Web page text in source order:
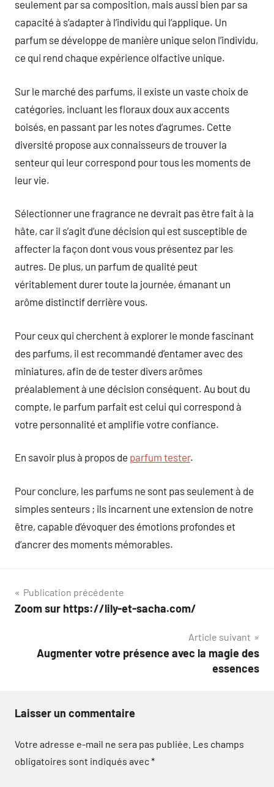
seulement par sa composition, mais aussi bien par sa
capacité à s’adapter à l’individu qui l’applique. Un
parfum se développe de manière unique selon l’individu,
ce qui rend chaque expérience olfactive unique.
Sur le marché des parfums, il existe un vaste choix de
catégories, incluant les floraux doux aux accents
boisés, en passant par les notes d’agrumes. Cette
diversité propose aux connaisseurs de trouver la
senteur qui leur correspond pour tous les moments de
leur vie.
Sélectionner une fragrance ne devrait pas être fait à la
hâte, car il s’agit d’une décision qui est susceptible de
affecter la façon dont vous vous présentez par les
autres. De plus, un parfum de qualité peut
véritablement durer toute la journée, émanant un
arôme distinctif derrière vous.
Pour ceux qui cherchent à explorer le monde fascinant
des parfums, il est recommandé d’entamer avec des
miniatures, afin de de tester divers arômes
préalablement à une décision conséquent. Au bout du
compte, le parfum parfait est celui qui correspond à
votre personnalité et amplifie votre confiance.
En savoir plus à propos de parfum tester.
Pour conclure, les parfums ne sont pas seulement à de
simples senteurs ; ils incarnent une extension de notre
être, capable d’évoquer des émotions profondes et
d’ancrer des moments mémorables.
Navigation
de
Publication précédente
Zoom sur https://lily-et-sacha.com/
Article suivant
Augmenter votre présence avec la magie des
essences
Laisser un commentaire
Votre adresse e-mail ne sera pas publiée. Les champs
obligatoires sont indiqués avec*